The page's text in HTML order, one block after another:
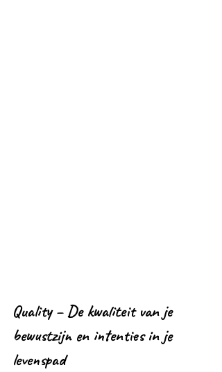
Quality – De kwaliteit van je
bewustzijn en intenties in je
levenspad